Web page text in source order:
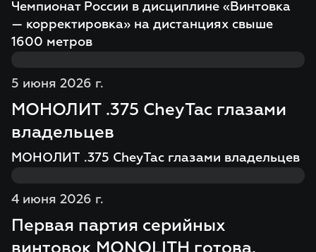
Чемпионат России в дисциплине «Винтовка
— корректировка» на дистанциях свыше
1600 метров
5 июня 2026 г.
МОНОЛИТ .375 CheyTac глазами
владельцев
МОНОЛИТ .375 CheyTac глазами владельцев
4 июня 2026 г.
Первая партия серийных
винтовок MONOLITH готова.